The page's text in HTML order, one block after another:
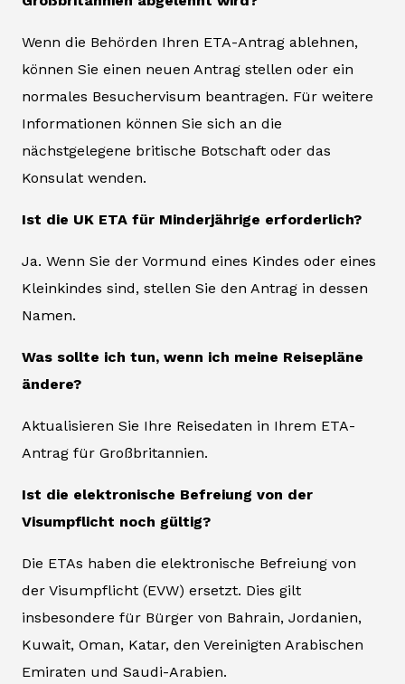
Wenn die Behörden Ihren ETA-Antrag ablehnen,
können Sie einen neuen Antrag stellen oder ein
normales Besuchervisum beantragen. Für weitere
Informationen können Sie sich an die
nächstgelegene britische Botschaft oder das
Konsulat wenden.
Ist die UK ETA für Minderjährige erforderlich?
Ja. Wenn Sie der Vormund eines Kindes oder eines
Kleinkindes sind, stellen Sie den Antrag in dessen
Namen.
Was sollte ich tun, wenn ich meine Reisepläne
ändere?
Aktualisieren Sie Ihre Reisedaten in Ihrem ETA-
Antrag für Großbritannien.
Ist die elektronische Befreiung von der
Visumpflicht noch gültig?
Die ETAs haben die elektronische Befreiung von
der Visumpflicht (EVW) ersetzt. Dies gilt
insbesondere für Bürger von Bahrain, Jordanien,
Kuwait, Oman, Katar, den Vereinigten Arabischen
Emiraten und Saudi-Arabien.